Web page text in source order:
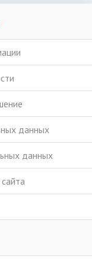
данных
данных